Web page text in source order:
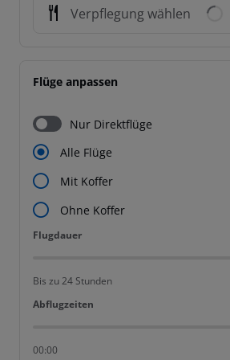
Verpflegung wählen
Flüge anpassen
Nur Direktflüge
Alle Flüge
Mit Koffer
Ohne Koffer
Flugdauer
Flugdauer
Bis zu 24 Stunden
Abflugzeiten
Abflugzeiten
00:00